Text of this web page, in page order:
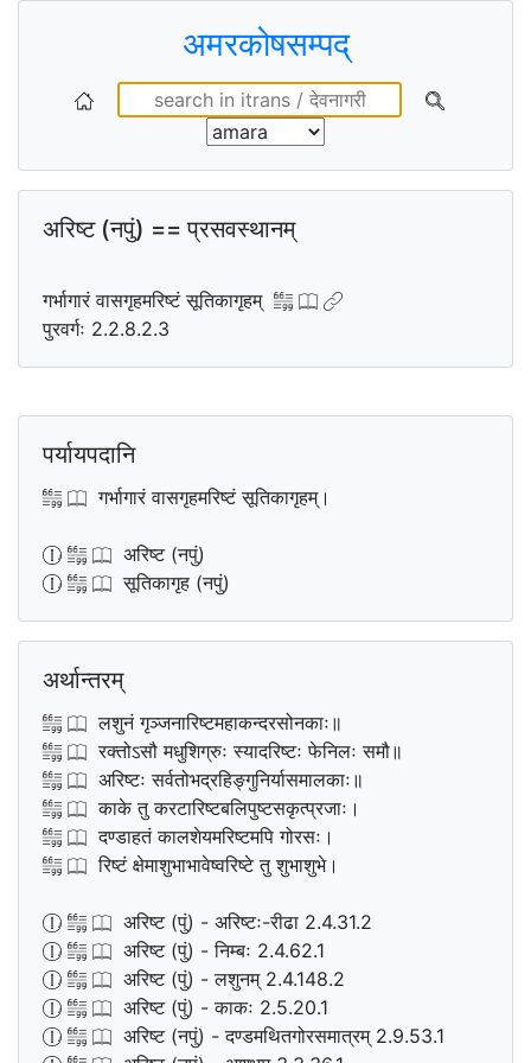
अमरकोषसम्पद्
अरिष्ट (नपुं) == प्रसवस्थानम्
गर्भागारं वासगृहमरिष्टं सूतिकागृहम्
पुरवर्गः 2.2.8.2.3
पर्यायपदानि
गर्भागारं वासगृहमरिष्टं सूतिकागृहम्।
अरिष्ट (नपुं)
सूतिकागृह (नपुं)
अर्थान्तरम्
लशुनं गृञ्जनारिष्टमहाकन्दरसोनकाः॥
रक्तोऽसौ मधुशिग्रुः स्यादरिष्टः फेनिलः समौ॥
अरिष्टः सर्वतोभद्रहिङ्गुनिर्यासमालकाः॥
काके तु करटारिष्टबलिपुष्टसकृत्प्रजाः।
दण्डाहतं कालशेयमरिष्टमपि गोरसः।
रिष्टं क्षेमाशुभाभावेष्वरिष्टे तु शुभाशुभे।
अरिष्ट (पुं) - अरिष्टः-रीढा 2.4.31.2
अरिष्ट (पुं) - निम्बः 2.4.62.1
अरिष्ट (पुं) - लशुनम् 2.4.148.2
अरिष्ट (पुं) - काकः 2.5.20.1
अरिष्ट (नपुं) - दण्डमथितगोरसमात्रम् 2.9.53.1